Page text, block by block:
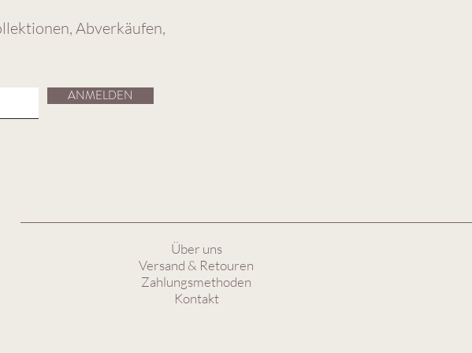
Abverkäufen,
ANMELDEN
Über uns
Versand & Retouren
Zahlungsmethoden
Kontakt